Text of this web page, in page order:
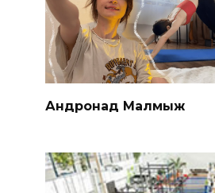
Андронад Малмыж